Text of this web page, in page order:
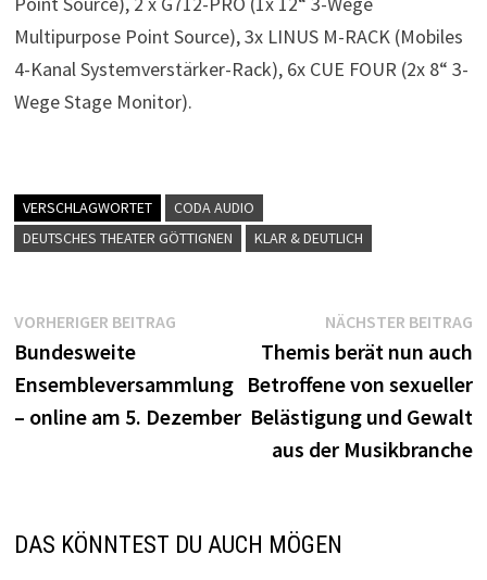
Multipurpose Point Source), 3x LINUS M-RACK (Mobiles
4-Kanal Systemverstärker-Rack), 6x CUE FOUR (2x 8“ 3-
Wege Stage Monitor).
VERSCHLAGWORTET
CODA AUDIO
DEUTSCHES THEATER GÖTTIGNEN
KLAR & DEUTLICH
Beitragsnavigation
VORHERIGER BEITRAG
Bundesweite
Ensembleversammlung
– online am 5. Dezember
NÄCHSTER BEITRAG
Themis berät nun auch
Betroffene von sexueller
Belästigung und Gewalt
aus der Musikbranche
DAS KÖNNTEST DU AUCH MÖGEN